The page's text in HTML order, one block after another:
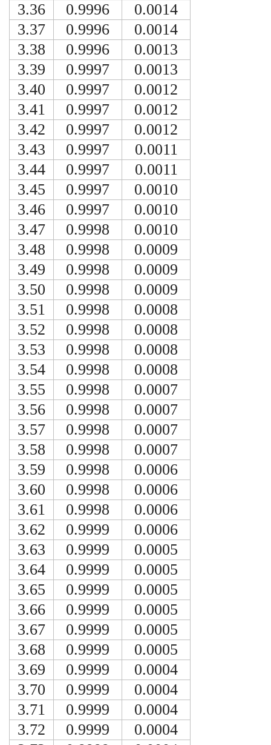
3.36
0.9996
0.0014
3.37
0.9996
0.0014
3.38
0.9996
0.0013
3.39
0.9997
0.0013
3.40
0.9997
0.0012
3.41
0.9997
0.0012
3.42
0.9997
0.0012
3.43
0.9997
0.0011
3.44
0.9997
0.0011
3.45
0.9997
0.0010
3.46
0.9997
0.0010
3.47
0.9998
0.0010
3.48
0.9998
0.0009
3.49
0.9998
0.0009
3.50
0.9998
0.0009
3.51
0.9998
0.0008
3.52
0.9998
0.0008
3.53
0.9998
0.0008
3.54
0.9998
0.0008
3.55
0.9998
0.0007
3.56
0.9998
0.0007
3.57
0.9998
0.0007
3.58
0.9998
0.0007
3.59
0.9998
0.0006
3.60
0.9998
0.0006
3.61
0.9998
0.0006
3.62
0.9999
0.0006
3.63
0.9999
0.0005
3.64
0.9999
0.0005
3.65
0.9999
0.0005
3.66
0.9999
0.0005
3.67
0.9999
0.0005
3.68
0.9999
0.0005
3.69
0.9999
0.0004
3.70
0.9999
0.0004
3.71
0.9999
0.0004
3.72
0.9999
0.0004